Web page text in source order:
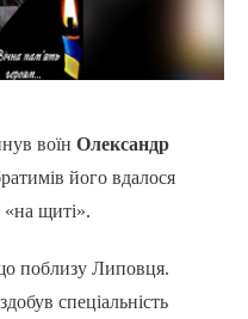
воїн Олександр
його вдалося
щиті».
поблизу Липовця.
спеціальність